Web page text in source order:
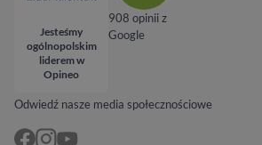
Odwiedź nasze media społecznościowe
Jesteśmy
ogólnopolskim
liderem w
Opineo
908 opinii z
Google